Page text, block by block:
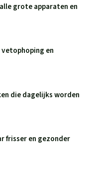
grote apparaten en
en
die dagelijks worden
frisser en gezonder